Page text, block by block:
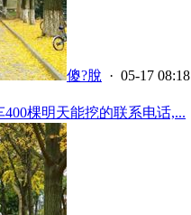
傻?脫 · 05-17 08:18
棵明天能挖的联系电话,...